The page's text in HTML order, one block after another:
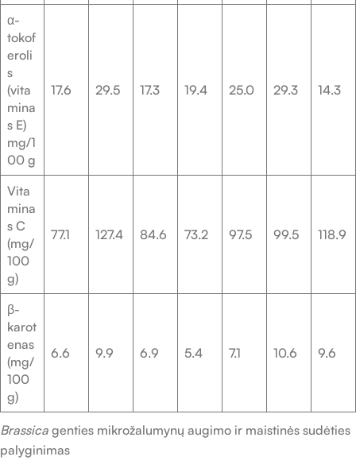
α-
tokof
eroli
s
(vita
mina
s E)
mg/1
00 g
17.6 29.5 17.3 19.4 25.0 29.3 14.3
Vita
mina
s C
(mg/
100
g)
77.1 127.4 84.6 73.2 97.5 99.5 118.9
β-
karot
enas
(mg/
100
g)
6.6 9.9 6.9 5.4 7.1 10.6 9.6
Brassica genties mikrožalumynų augimo ir maistinės sudėties
palyginimas